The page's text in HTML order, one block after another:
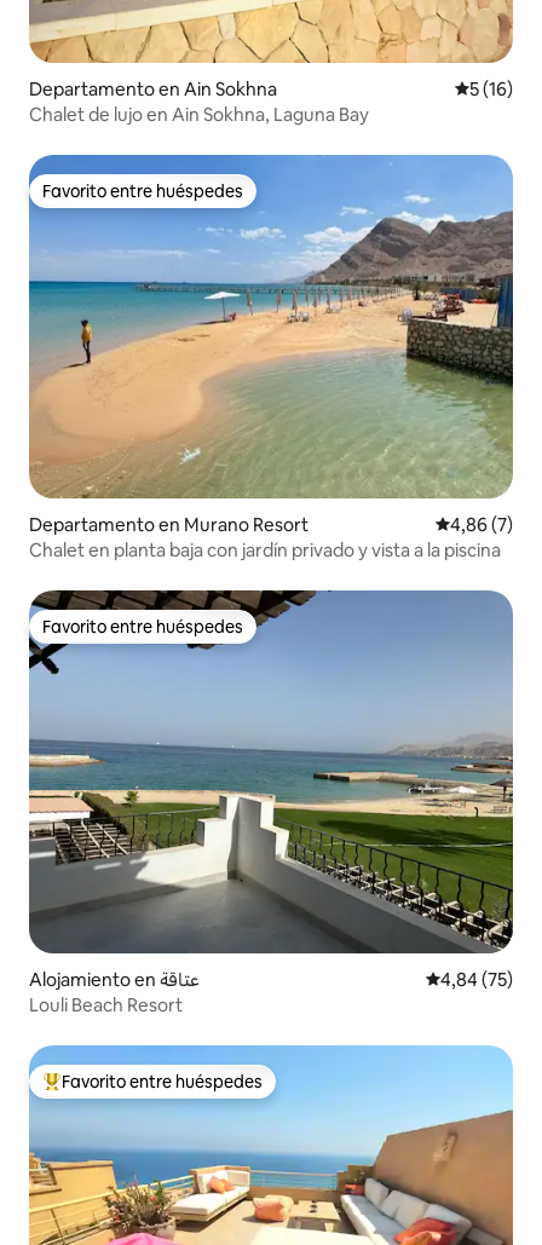
Departamento en Ain Sokhna
5 (16)
Chalet de lujo en Ain Sokhna, Laguna Bay
Favorito entre huéspedes
Favorito entre huéspedes
Departamento en Murano Resort Calificación
4,86 (7)
Chalet en planta baja con jardín privado y vista a la piscina
Favorito entre huéspedes
Favorito entre huéspedes
Alojamiento en عتاقة Calificación
4,84 (75)
Louli Beach Resort
Favorito entre los huéspedes más destacados
Favorito entre huéspedes